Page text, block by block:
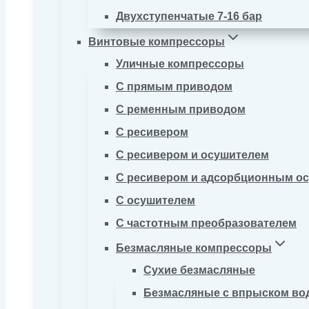
Двухступенчатые 7-16 бар
Винтовые компрессоры
Уличные компрессоры
С прямым приводом
С ременным приводом
С ресивером
С ресивером и осушителем
С ресивером и адсорбционным
С осушителем
С частотным преобразователем
Безмасляные компрессоры
Сухие безмасляные
Безмасляные с впрыском